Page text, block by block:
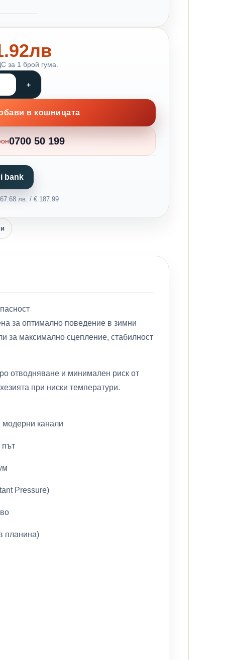
за 1 брой гума.
в кошницата
0700 50 199
bank
лв. / € 187.99
за оптимално поведение в зимни
за максимално сцепление, стабилност
отводняване и минимален риск от
при ниски температури.
модерни канали
Pressure)
планина)